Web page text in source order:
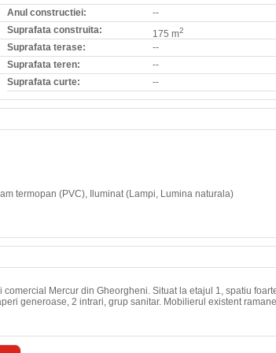
Anul constructiei:
--
Suprafata construita:
175 m2
Suprafata terase:
--
Suprafata teren:
--
Suprafata curte:
--
termopan (PVC), Iluminat (Lampi, Lumina naturala)
Mercur din Gheorgheni. Situat la etajul 1, spatiu
generoase, 2 intrari, grup sanitar. Mobilierul existent